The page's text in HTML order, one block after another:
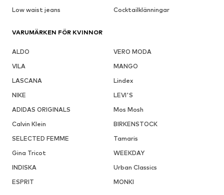
Low waist jeans
Cocktailklänningar
VARUMÄRKEN FÖR KVINNOR
ALDO
VERO MODA
VILA
MANGO
LASCANA
Lindex
NIKE
LEVI'S
ADIDAS ORIGINALS
Mos Mosh
Calvin Klein
BIRKENSTOCK
SELECTED FEMME
Tamaris
Gina Tricot
WEEKDAY
INDISKA
Urban Classics
ESPRIT
MONKI